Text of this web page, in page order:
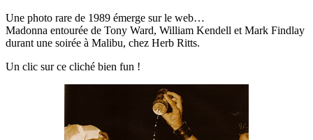
Une photo rare de 1989 émerge sur le web…
Madonna entourée de Tony Ward, William Kendell et Mark Findlay
durant une soirée à Malibu, chez Herb Ritts.
Un clic sur ce cliché bien fun !